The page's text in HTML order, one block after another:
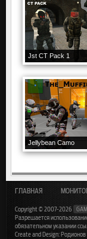
Jst CT Pack 1
Jellybean Camo
ГЛАВНАЯ
Copyright © 2007-2026
Разрешается
обязательном указании
Create and Design: